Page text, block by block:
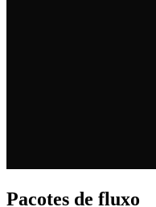
Pacotes de fluxo